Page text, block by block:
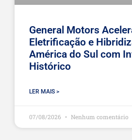
General Motors
Eletrificação e
América do Sul com
Histórico
LER MAIS >
07/08/2026 Nenhum comentário